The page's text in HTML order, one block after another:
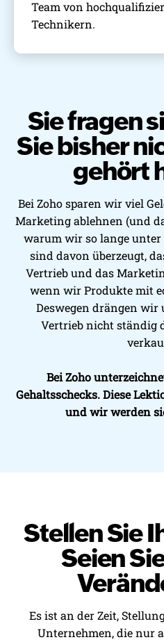
Team von
Technikern.
Sie fragen
Sie bisher
gehört
Bei Zoho sparen wir viel
Marketing ablehnen (und
warum wir so lange
sind davon überzeugt,
Vertrieb und das
wenn wir Produkte mit
Deswegen drängen
Vertrieb nicht ständig
Bei Zoho
Gehaltsschecks. Diese
und wir werden
Stellen Sie
Seien
Es ist an der Zeit,
Unternehmen, die nur